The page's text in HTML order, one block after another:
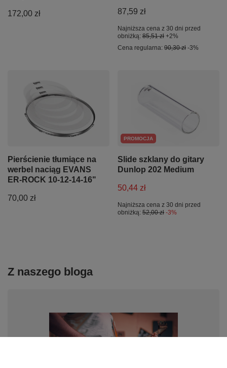
172,00 zł 87,59 zł
Najniższa cena z 30 dni przed
obniżką: 85,51 zł +2%
Cena regularna: 90,30 zł -3%
Pierścienie tłumiące na
werbel naciąg EVANS
ER-ROCK 10-12-14-16"
70,00 zł
PROMOCJA
Slide szklany do gitary
Dunlop 202 Medium
50,44 zł
Najniższa cena z 30 dni przed
obniżką: 52,00 zł -3%
Z naszego bloga